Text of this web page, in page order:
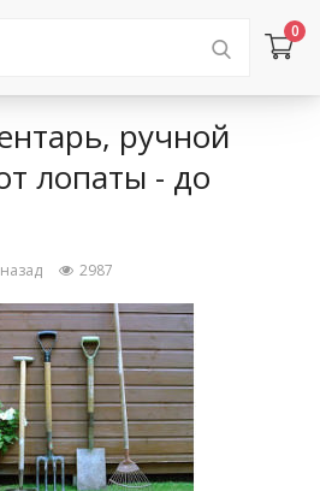
0
ручной
лопаты - до
2987